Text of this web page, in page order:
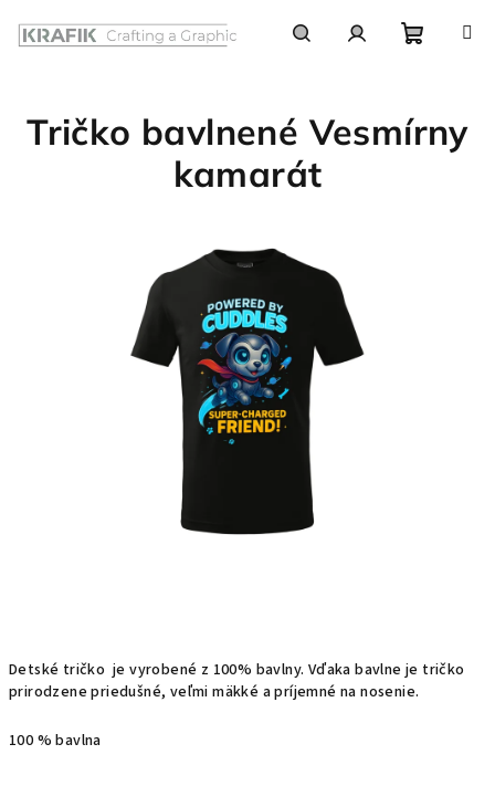
košík
Detské tričko jevyrobené z 100% bavlny. Vďaka bavlneje tričko
prirodzene priedušné, veľmi mäkké a príjemné na nosenie.
100 % bavlna
Tričko bavlnené Vesmírny
kamarát